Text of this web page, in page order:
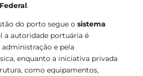
.
do porto segue o sistema
a autoridade portuária é
administração e pela
enquanto a iniciativa privada
como equipamentos,